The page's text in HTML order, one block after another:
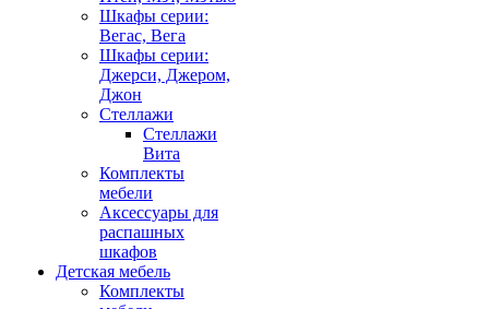
Шкафы серии:
Вегас, Вега
Шкафы серии:
Джерси, Джером,
Джон
Стеллажи
Стеллажи
Вита
Комплекты
мебели
Аксессуары для
распашных
шкафов
Детская мебель
Комплекты